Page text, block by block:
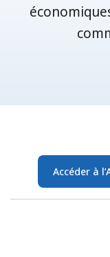
Accéder à